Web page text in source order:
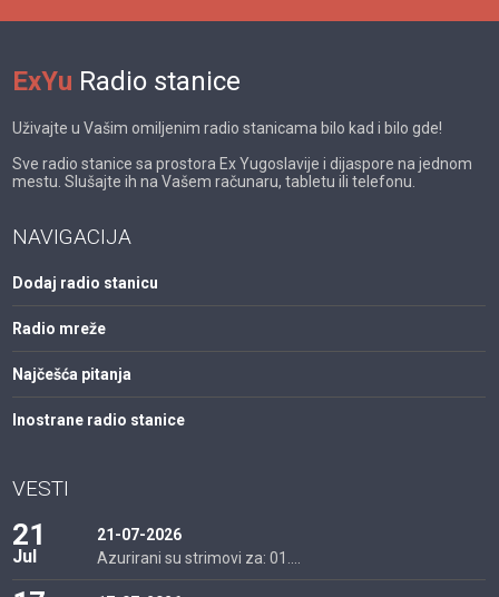
ExYu Radio stanice
Uživajte u Vašim omiljenim radio stanicama bilo kad i bilo gde!
Sve radio stanice sa prostora Ex Yugoslavije i dijaspore na jednom
mestu. Slušajte ih na Vašem računaru, tabletu ili telefonu.
NAVIGACIJA
Dodaj radio stanicu
Radio mreže
Najčešća pitanja
Inostrane radio stanice
VESTI
21
Jul
21-07-2026
Azurirani su strimovi za: 01....